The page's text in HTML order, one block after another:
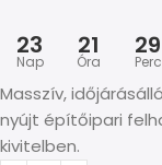
23
Nap
21
Óra
29
Perc
Masszív,
nyújt építőipari
kivitelben.